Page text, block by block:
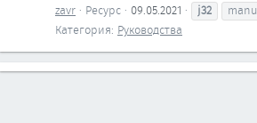
zavr
Ресурс 09.05.2021 j32
Категория: Руководства